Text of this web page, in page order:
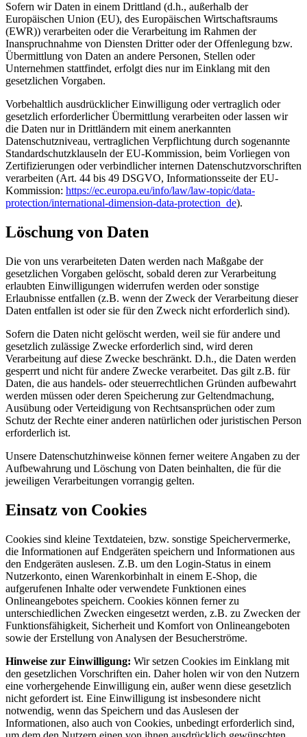
Sofern wir Daten in einem Drittland (d.h., außerhalb der
Europäischen Union (EU), des Europäischen Wirtschaftsraums
(EWR)) verarbeiten oder die Verarbeitung im Rahmen der
Inanspruchnahme von Diensten Dritter oder der Offenlegung bzw.
Übermittlung von Daten an andere Personen, Stellen oder
Unternehmen stattfindet, erfolgt dies nur im Einklang mit den
gesetzlichen Vorgaben.
Vorbehaltlich ausdrücklicher Einwilligung oder vertraglich oder
gesetzlich erforderlicher Übermittlung verarbeiten oder lassen wir
die Daten nur in Drittländern mit einem anerkannten
Datenschutzniveau, vertraglichen Verpflichtung durch sogenannte
Standardschutzklauseln der EU-Kommission, beim Vorliegen von
Zertifizierungen oder verbindlicher internen Datenschutzvorschriften
verarbeiten (Art. 44 bis 49 DSGVO, Informationsseite der EU-
Kommission: https://ec.europa.eu/info/law/law-topic/data-
protection/international-dimension-data-protection_de).
Löschung von Daten
Die von uns verarbeiteten Daten werden nach Maßgabe der
gesetzlichen Vorgaben gelöscht, sobald deren zur Verarbeitung
erlaubten Einwilligungen widerrufen werden oder sonstige
Erlaubnisse entfallen (z.B. wenn der Zweck der Verarbeitung dieser
Daten entfallen ist oder sie für den Zweck nicht erforderlich sind).
Sofern die Daten nicht gelöscht werden, weil sie für andere und
gesetzlich zulässige Zwecke erforderlich sind, wird deren
Verarbeitung auf diese Zwecke beschränkt. D.h., die Daten werden
gesperrt und nicht für andere Zwecke verarbeitet. Das gilt z.B. für
Daten, die aus handels- oder steuerrechtlichen Gründen aufbewahrt
werden müssen oder deren Speicherung zur Geltendmachung,
Ausübung oder Verteidigung von Rechtsansprüchen oder zum
Schutz der Rechte einer anderen natürlichen oder juristischen Person
erforderlich ist.
Unsere Datenschutzhinweise können ferner weitere Angaben zu der
Aufbewahrung und Löschung von Daten beinhalten, die für die
jeweiligen Verarbeitungen vorrangig gelten.
Einsatz von Cookies
Cookies sind kleine Textdateien, bzw. sonstige Speichervermerke,
die Informationen auf Endgeräten speichern und Informationen aus
den Endgeräten auslesen. Z.B. um den Login-Status in einem
Nutzerkonto, einen Warenkorbinhalt in einem E-Shop, die
aufgerufenen Inhalte oder verwendete Funktionen eines
Onlineangebotes speichern. Cookies können ferner zu
unterschiedlichen Zwecken eingesetzt werden, z.B. zu Zwecken der
Funktionsfähigkeit, Sicherheit und Komfort von Onlineangeboten
sowie der Erstellung von Analysen der Besucherströme.
Hinweise zur Einwilligung: Wir setzen Cookies im Einklang mit
den gesetzlichen Vorschriften ein. Daher holen wir von den Nutzern
eine vorhergehende Einwilligung ein, außer wenn diese gesetzlich
nicht gefordert ist. Eine Einwilligung ist insbesondere nicht
notwendig, wenn das Speichern und das Auslesen der
Informationen, also auch von Cookies, unbedingt erforderlich sind,